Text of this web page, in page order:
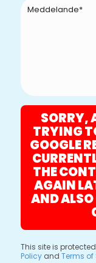
SORRY,
TRYING
GOOGLE
THE
AGAIN
AND
This site is
Policyand Terms of